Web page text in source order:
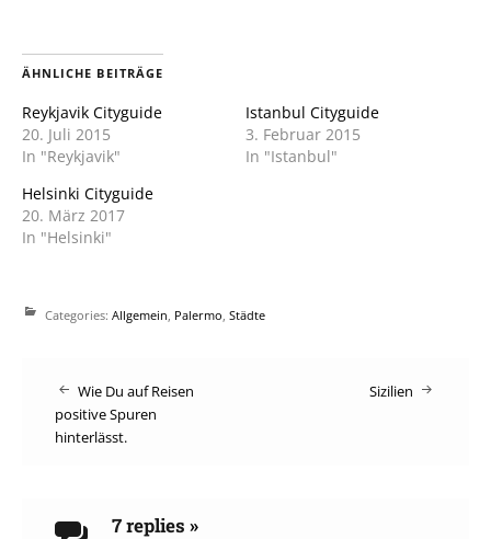
in
neuem
Fenster
in
neuem
Fenster
ÄHNLICHE BEITRÄGE
Reykjavik Cityguide
20. Juli 2015
In "Reykjavik"
Istanbul Cityguide
3. Februar 2015
In "Istanbul"
Helsinki Cityguide
20. März 2017
In "Helsinki"
Categories: Allgemein, Palermo, Städte
Post
navigation
Wie Du auf Reisen
positive Spuren
hinterlässt.
Sizilien
7 replies »